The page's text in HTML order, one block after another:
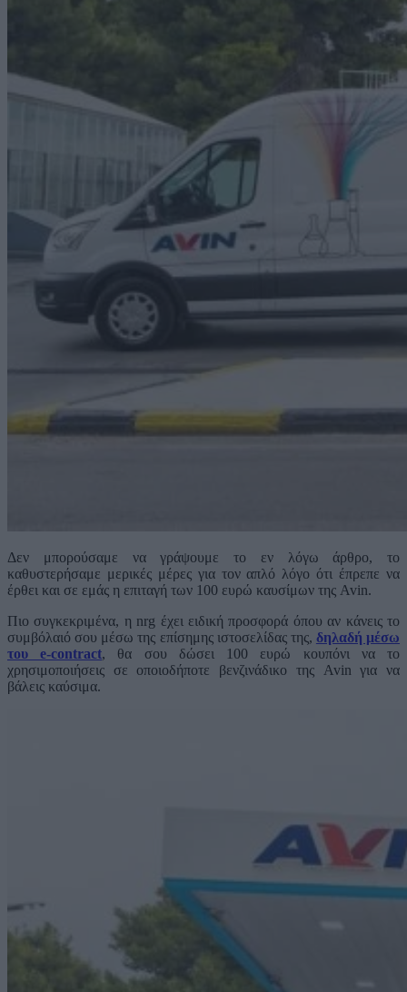
Δεν μπορούσαμε να γράψουμε το εν λόγω άρθρο, το
καθυστερήσαμε μερικές μέρες για τον απλό λόγο ότι έπρεπε να
έρθει και σε εμάς η επιταγή των 100 ευρώ καυσίμων της Avin.
Πιο συγκεκριμένα, η nrg έχει ειδική προσφορά όπου αν κάνεις το
συμβόλαιό σου μέσω της επίσημης ιστοσελίδας της, δηλαδή μέσω
του e-contract, θα σου δώσει 100 ευρώ κουπόνι να το
χρησιμοποιήσεις σε οποιοδήποτε βενζινάδικο της Avin για να
βάλεις καύσιμα.